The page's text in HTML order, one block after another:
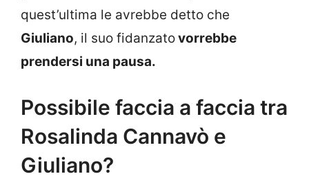
quest’ultima le avrebbe detto che
Giuliano, il suo fidanzatovorrebbe
prendersi una pausa.
Possibile faccia a faccia tra
Rosalinda Cannavò e
Giuliano?